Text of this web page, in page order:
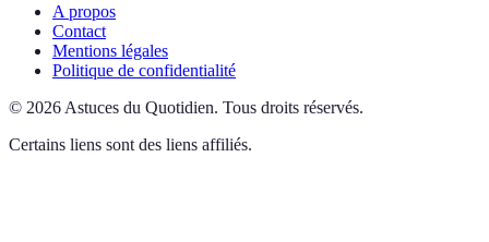
A propos
Contact
Mentions légales
Politique de confidentialité
© 2026 Astuces du Quotidien. Tous droits réservés.
Certains liens sont des liens affiliés.